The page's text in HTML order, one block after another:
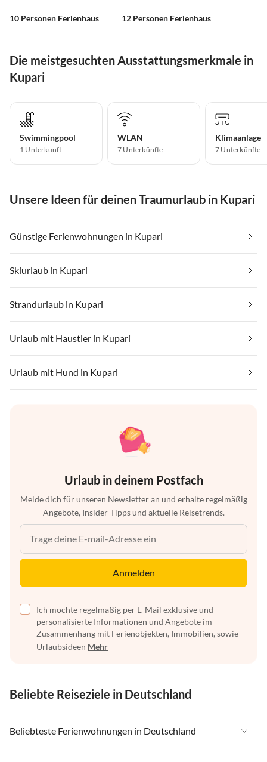
10 Personen Ferienhaus 12 Personen Ferienhaus
Die meistgesuchten Ausstattungsmerkmale in
Kupari
Swimmingpool
1 Unterkunft
WLAN
7 Unterkünfte
Klimaanlage
7 Unterkünfte
Unsere Ideen für deinen Traumurlaub in Kupari
Günstige Ferienwohnungen in Kupari
Skiurlaub in Kupari
Strandurlaub in Kupari
Urlaub mit Haustier in Kupari
Urlaub mit Hund in Kupari
Urlaub in deinem Postfach
Melde dich für unseren Newsletter an und erhalte regelmäßig
Angebote, Insider-Tipps und aktuelle Reisetrends.
Anmelden
Ich möchte regelmäßig per E-Mail exklusive und
personalisierte Informationen und Angebote im
Zusammenhang mit Ferienobjekten, Immobilien, sowie
Urlaubsideen Mehr
Beliebte Reiseziele in Deutschland
Beliebteste Ferienwohnungen in Deutschland